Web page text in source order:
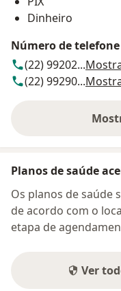
Dinheiro
Número de telefone
(22) 99202...
(22) 99290...
Planos de saúde
Os planos de saúde
de acordo com o
etapa de
Ver